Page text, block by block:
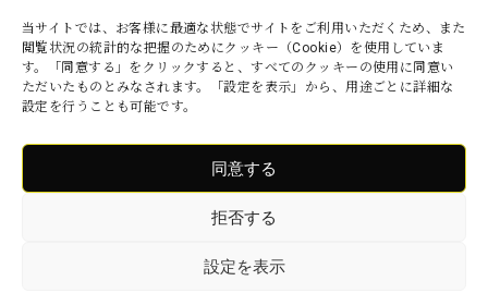
当サイトでは、お客様に最適な状態でサイトをご利用いただくため、また
閲覧状況の統計的な把握のためにクッキー（Cookie）を使用していま
す。「同意する」をクリックすると、すべてのクッキーの使用に同意い
ただいたものとみなされます。「設定を表示」から、用途ごとに詳細な
設定を行うことも可能です。
同意する
拒否する
設定を表示
家具の産直工房 大川本店は、株式会社産商が運営する公式のネットシ
ョッピングサイトです。家具・インテリアなどの商品を現地より無駄を
家具の産直工房 大川本店. All Rights Reserved.